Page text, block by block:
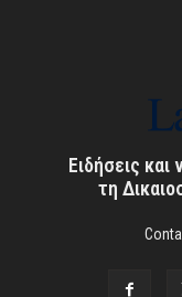
Ειδήσεις
τη